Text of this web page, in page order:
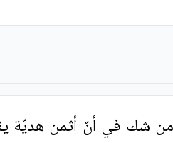
شك في أنّ أثمن هديّة